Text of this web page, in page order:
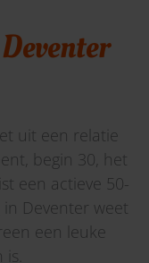
uit een relatie
begin 30, het
een actieve 50-
in Deventer weet
een leuke